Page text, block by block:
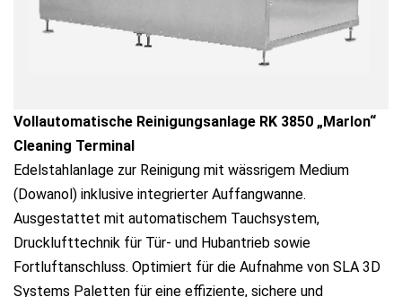
Vollautomatische Reinigungsanlage RK 3850 „Marlon“
Cleaning Terminal
Edelstahlanlage zur Reinigung mit wässrigem Medium
(Dowanol) inklusive integrierter Auffangwanne.
Ausgestattet mit automatischem Tauchsystem,
Drucklufttechnik für Tür- und Hubantrieb sowie
Fortluftanschluss. Optimiert für die Aufnahme von SLA 3D
Systems Paletten für eine effiziente, sichere und